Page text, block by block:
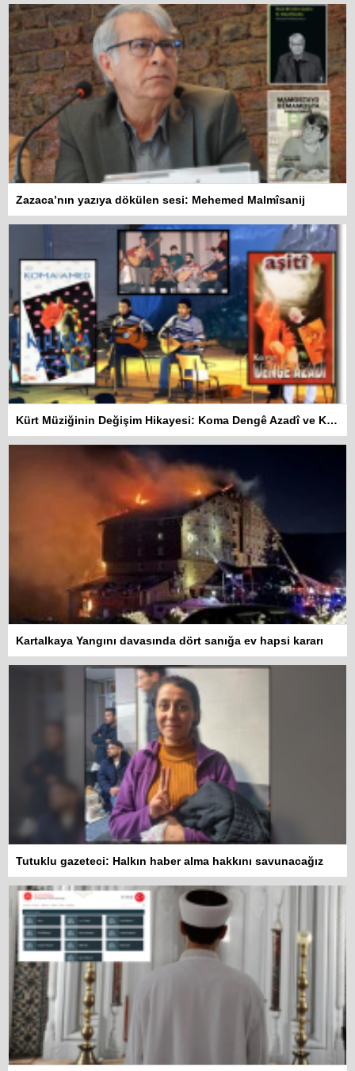
Zazaca’nın yazıya dökülen sesi: Mehemed Malmîsanij
Kürt Müziğinin Değişim Hikayesi: Koma Dengê Azadî ve Koma Amed
Kartalkaya Yangını davasında dört sanığa ev hapsi kararı
Tutuklu gazeteci: Halkın haber alma hakkını savunacağız